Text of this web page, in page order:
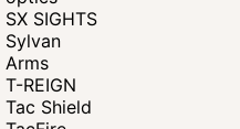
SX SIGHTS
Sylvan
Arms
T-REIGN
Tac Shield